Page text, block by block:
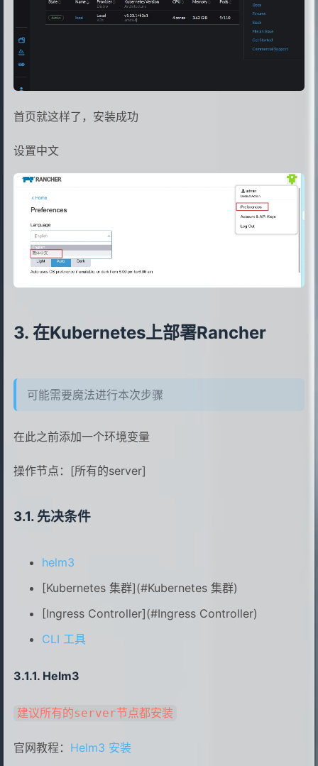
首页就这样了，安装成功
设置中文
在Kubernetes上部署Rancher
可能需要魔法进行本次步骤
在此之前添加一个环境变量
操作节点：[所有的server]
先决条件
helm3
[Kubernetes 集群](#Kubernetes 集群)
[Ingress Controller](#Ingress Controller)
CLI 工具
Helm3
建议所有的server节点都安装
官网教程： Helm3 安装